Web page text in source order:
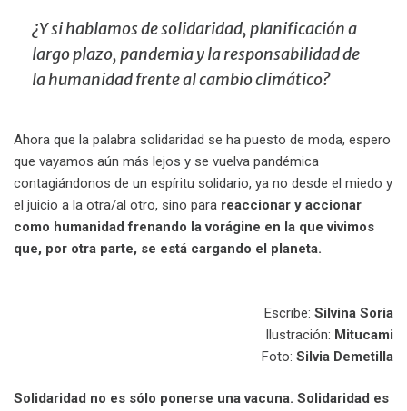
¿Y si hablamos de solidaridad, planificación a
largo plazo, pandemia y la responsabilidad de
la humanidad frente al cambio climático?
Ahora que la palabra solidaridad se ha puesto de moda, espero
que vayamos aún más lejos y se vuelva pandémica
contagiándonos de un espíritu solidario, ya no desde el miedo y
el juicio a la otra/al otro, sino para reaccionar y accionar
como humanidad frenando la vorágine en la que vivimos
que, por otra parte, se está cargando el planeta.
Escribe: Silvina Soria
Ilustración: Mitucami
Foto: Silvia Demetilla
Solidaridad no es sólo ponerse una vacuna. Solidaridad es